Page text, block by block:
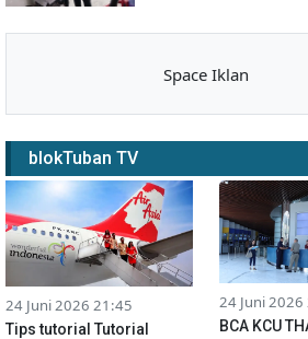
Space Iklan
blokTuban TV
24 Juni 2026 21:45
Tips tutorial Tutorial
24 Juni 2026
BCA KCU